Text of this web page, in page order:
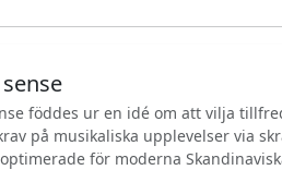
föddes ur en idé om att vilja
på musikaliska upplevelser via
för moderna